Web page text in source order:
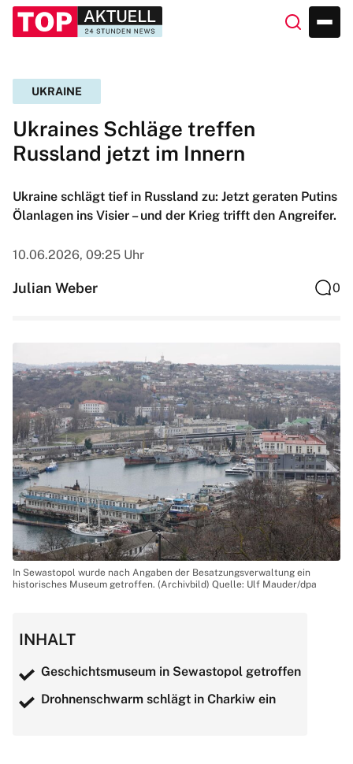
UKRAINE
Ukraines Schläge treffen
Russland jetzt im Innern
Ukraine schlägt tief in Russland zu: Jetzt geraten Putins
Ölanlagen ins Visier – und der Krieg trifft den Angreifer.
10.06.2026, 09:25 Uhr
Julian Weber 0
In Sewastopol wurde nach Angaben der Besatzungsverwaltung ein
historisches Museum getroffen. (Archivbild) Quelle: Ulf Mauder/dpa
INHALT
Geschichtsmuseum in Sewastopol getroffen
Drohnenschwarm schlägt in Charkiw ein